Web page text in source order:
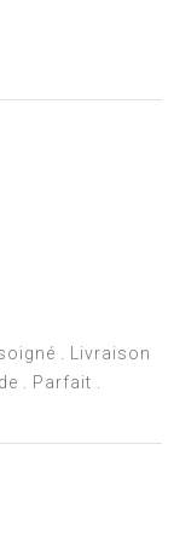
. Livraison
. Parfait .